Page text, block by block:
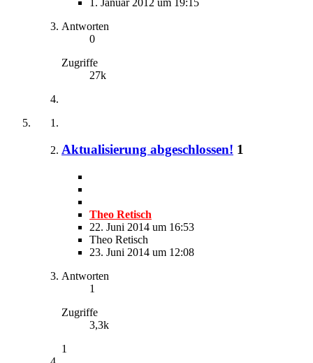
Antworten
0
Zugriffe
27k
Aktualisierung abgeschlossen! 1
Theo Retisch
22. Juni 2014 um 16:53
Theo Retisch
23. Juni 2014 um 12:08
Antworten
1
Zugriffe
3,3k
1